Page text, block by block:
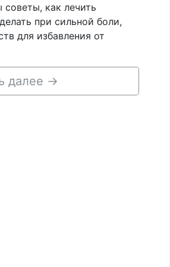
как лечить
при сильной боли,
для избавления от
далее →